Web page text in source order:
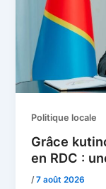
Politique locale
Grâce
en RDC :
/7 août 2026